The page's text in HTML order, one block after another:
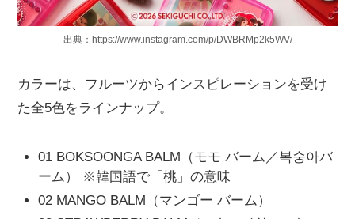
出典：https://www.instagram.com/p/DWBRMp2k5WV/
カラーは、フルーツからインスピレーションを受け
た全5色をラインナップ。
01 BOKSOONGA BALM（モモ バーム／복숭아バ
ーム） ※韓国語で「桃」の意味
02 MANGO BALM（マンゴー バーム）